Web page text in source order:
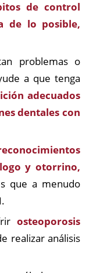
de control
de lo posible,
problemas o
a que tenga
adecuados
dentales con
y otorrino,
que a menudo
osteoporosis
realizar análisis